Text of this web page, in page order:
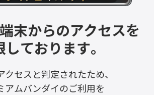
末からのアクセスを
ております。
クセスと判定されたため、
アムバンダイのご利用を